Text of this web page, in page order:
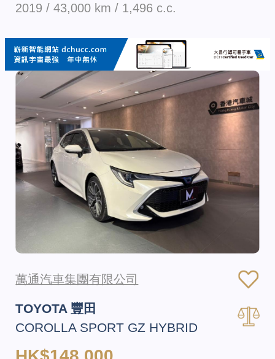
2019 / 43,000 km / 1,496 c.c.
萬通汽車集團有限公司
TOYOTA 豐田
COROLLA SPORT GZ HYBRID